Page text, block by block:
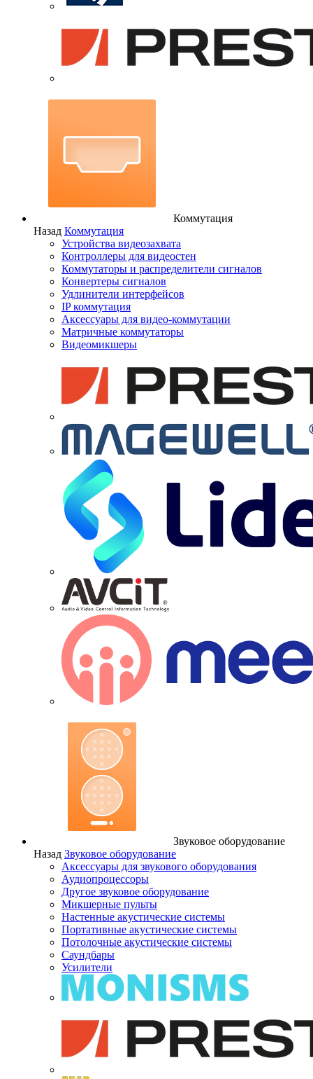
Коммутация
Назад Коммутация
Устройства видеозахвата
Контроллеры для видеостен
Коммутаторы и распределители сигналов
Конвертеры сигналов
Удлинители интерфейсов
IP коммутация
Аксессуары для видео-коммутации
Матричные коммутаторы
Видеомикшеры
Звуковое оборудование
Назад Звуковое оборудование
Аксессуары для звукового оборудования
Аудиопроцессоры
Другое звуковое оборудование
Микшерные пульты
Настенные акустические системы
Портативные акустические системы
Потолочные акустические системы
Саундбары
Усилители